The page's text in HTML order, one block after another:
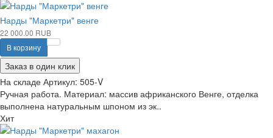
Нарды "Маркетри" венге
22 000.00 RUB
В корзину
Заказ в один клик
На складе Артикул: 505-V
Ручная работа. Материал: массив африканского Венге, отделка
выполнена натуральным шпоном из эк..
Хит